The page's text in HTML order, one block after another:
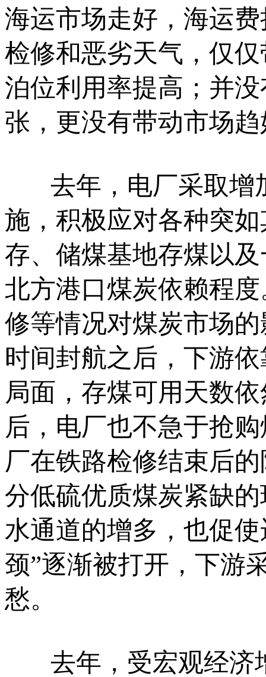
海运市场走好，海运
检修和恶劣天气，仅
泊位利用率提高；并
张，更没有带动市场
去年，电厂采取增
施，积极应对各种突
存、储煤基地存煤以
北方港口煤炭依赖程
修等情况对煤炭市场
时间封航之后，下游
局面，存煤可用天数
后，电厂也不急于抢
厂在铁路检修结束后
分低硫优质煤炭紧缺
水通道的增多，也促
颈”逐渐被打开，下游
愁。
去年，受宏观经济